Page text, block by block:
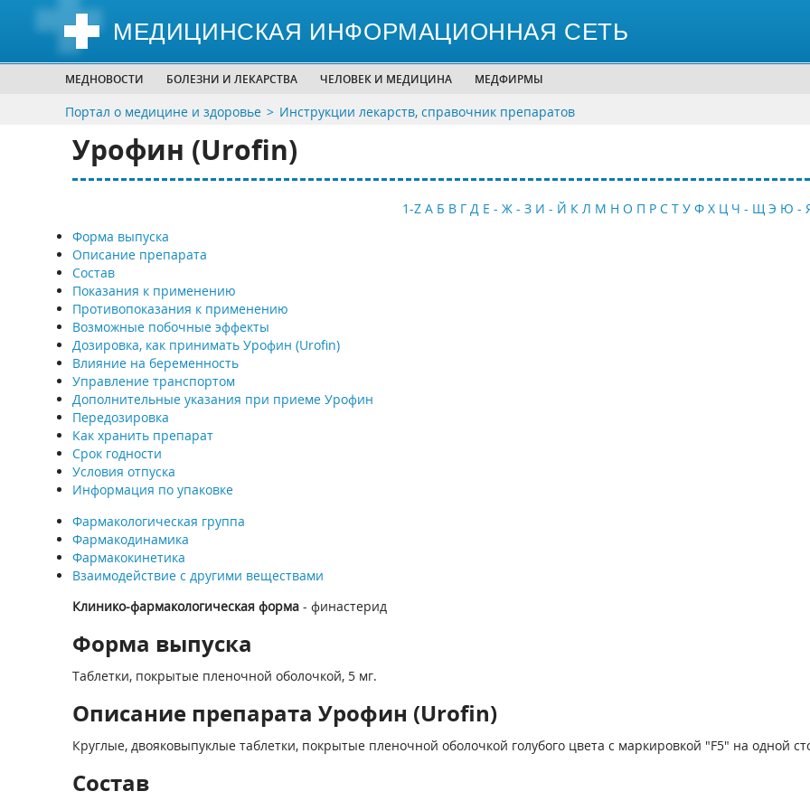
МЕДИЦИНСКАЯ ИНФОРМАЦИОННАЯ СЕТЬ
МЕДНОВОСТИ БОЛЕЗНИ И ЛЕКАРСТВА ЧЕЛОВЕК И МЕДИЦИНА МЕДФИРМЫ
Портал о медицине и здоровье Инструкции лекарств, справочник препаратов
Урофин (Urofin)
1-Z А Б В Г Д Е - Ж - З И - Й К Л М Н О П Р С Т У Ф Х Ц Ч - Щ Э Ю -
Форма выпуска
Описание препарата
Состав
Показания к применению
Противопоказания к применению
Возможные побочные эффекты
Дозировка, как принимать Урофин (Urofin)
Влияние на беременность
Управление транспортом
Дополнительные указания при приеме Урофин
Передозировка
Как хранить препарат
Срок годности
Условия отпуска
Информация по упаковке
Фармакологическая группа
Фармакодинамика
Фармакокинетика
Взаимодействие с другими веществами
Клинико-фармакологическая форма- финастерид
Форма выпуска
Таблетки, покрытые пленочной оболочкой, 5 мг.
Описание препарата Урофин (Urofin)
Круглые, двояковыпуклые таблетки, покрытые пленочной оболочкой голубого цвета с маркировкой "F5" на одной
Состав